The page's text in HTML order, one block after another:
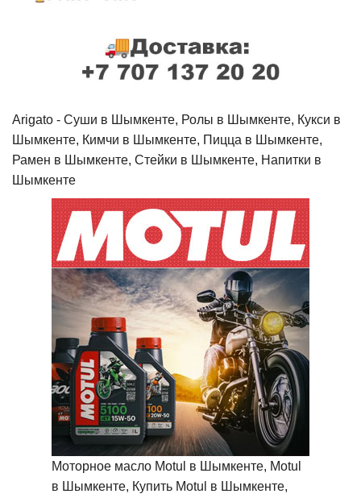
Arigato - Cуши в Шымкенте, Ролы в Шымкенте, Кукси в
Шымкенте, Кимчи в Шымкенте, Пицца в Шымкенте,
Рамен в Шымкенте, Стейки в Шымкенте, Напитки в
Шымкенте
Моторное масло Motul в Шымкенте, Motul
в Шымкенте, Купить Motul в Шымкенте,